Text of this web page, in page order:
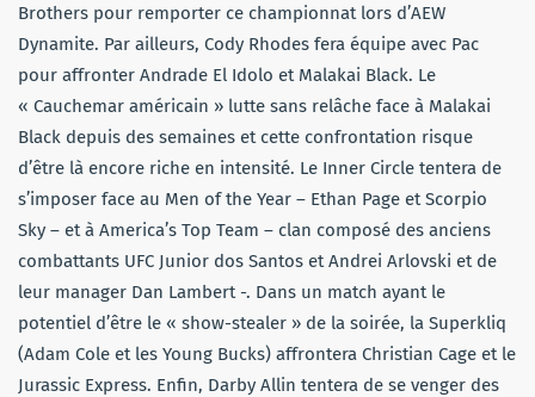
Brothers pour remporter ce championnat lors d’AEW
Dynamite. Par ailleurs, Cody Rhodes fera équipe avec Pac
pour affronter Andrade El Idolo et Malakai Black. Le
« Cauchemar américain » lutte sans relâche face à Malakai
Black depuis des semaines et cette confrontation risque
d’être là encore riche en intensité. Le Inner Circle tentera de
s’imposer face au Men of the Year – Ethan Page et Scorpio
Sky – et à America’s Top Team – clan composé des anciens
combattants UFC Junior dos Santos et Andrei Arlovski et de
leur manager Dan Lambert -. Dans un match ayant le
potentiel d’être le « show-stealer » de la soirée, la Superkliq
(Adam Cole et les Young Bucks) affrontera Christian Cage et le
Jurassic Express. Enfin, Darby Allin tentera de se venger des